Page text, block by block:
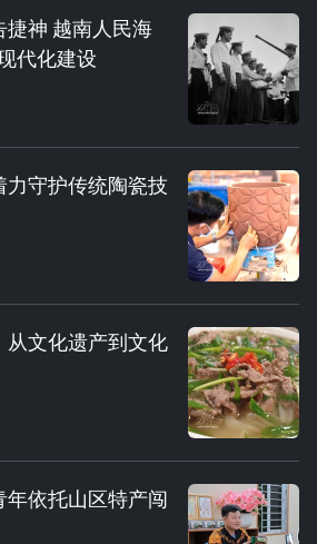
捷神 越南人民海
代化建设
力守护传统陶瓷技
从文化遗产到文化
年依托山区特产闯